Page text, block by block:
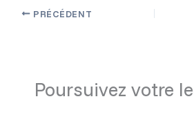
PRÉCÉDENT
Poursuivez votre